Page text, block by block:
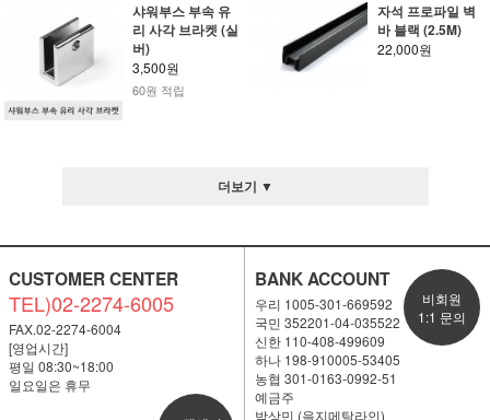
샤워부스 부속 유
리 사각 브라켓 (실
버)
3,500원
60원 적립
자석 프로파일 벽
바 블랙 (2.5M)
22,000원
더보기 ▼
CUSTOMER CENTER
TEL)02-2274-6005
FAX.02-2274-6004
[영업시간]
평일 08:30~18:00
일요일은 휴무
BANK ACCOUNT
우리 1005-301-669592
국민 352201-04-035522
신한 110-408-499609
하나 198-910005-53405
농협 301-0163-0992-51
예금주
박상민 (을지메탈라인)
비회원
1:1 문의